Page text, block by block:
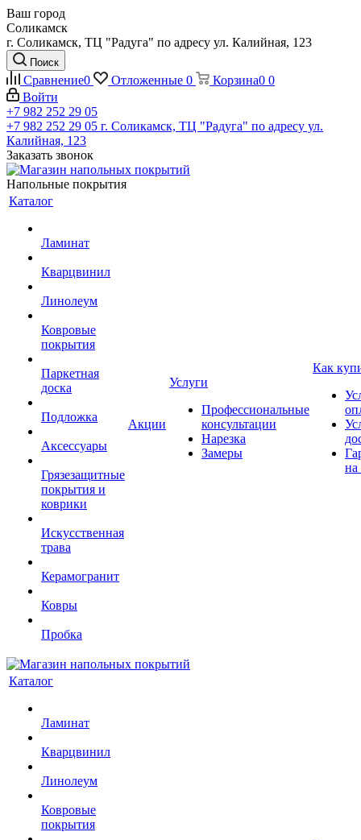
Ваш город
Соликамск
г. Соликамск, ТЦ "Радуга" по адресу ул. Калийная, 123
Поиск
Сравнение0 Отложенные 0 Корзина0 0
Войти
+7 982 252 29 05
+7 982 252 29 05 г. Соликамск, ТЦ "Радуга" по адресу ул.
Калийная, 123
Заказать звонок
Напольные покрытия
Каталог
Ламинат
Кварцвинил
Линолеум
Ковровые
покрытия
Паркетная
доска
Подложка
Аксессуары
Грязезащитные
покрытия и
коврики
Искусственная
трава
Керамогранит
Ковры
Пробка
Акции
Услуги
Профессиональные
консультации
Нарезка
Замеры
Как
на
Каталог
Ламинат
Кварцвинил
Линолеум
Ковровые
покрытия